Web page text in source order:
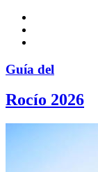
Guía del
Rocío 2026